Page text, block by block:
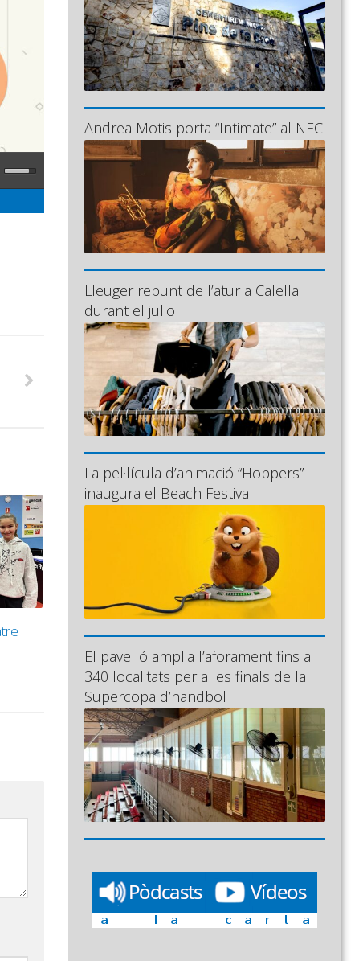
Andrea Motis porta “Intimate” al NEC
Lleuger repunt de l’atur a Calella
durant el juliol
La pel·lícula d’animació “Hoppers”
inaugura el Beach Festival
El pavelló amplia l’aforament fins a
340 localitats per a les finals de la
Supercopa d’handbol